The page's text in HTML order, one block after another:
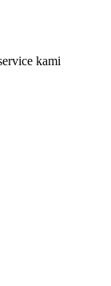
kami